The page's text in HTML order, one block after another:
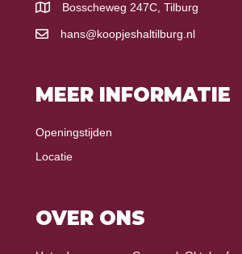
Bosscheweg 247C, Tilburg
hans@koopjeshaltilburg.nl
MEER INFORMATIE
Openingstijden
Locatie
OVER ONS